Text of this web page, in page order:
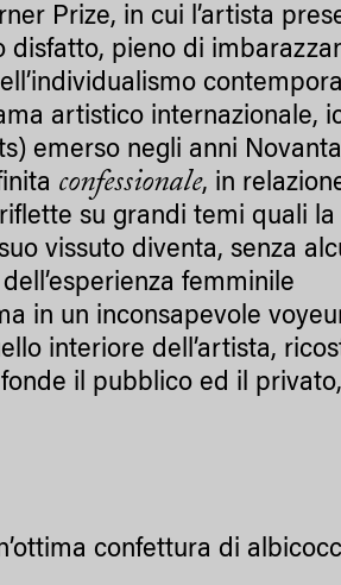
Prize, in cui l’artista
pieno di
artistico internazionale,
emerso negli anni
confessionale, in
su grandi temi quali la
vissuto diventa, senza
femminile
in un inconsapevole
interiore dell’artista,
il pubblico ed il
confettura di